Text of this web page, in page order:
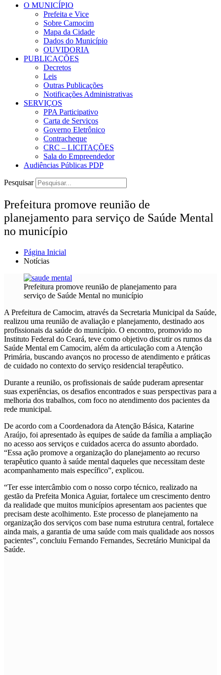
O MUNICÍPIO
Prefeita e Vice
Sobre Camocim
Mapa da Cidade
Dados do Município
OUVIDORIA
PUBLICAÇÕES
Decretos
Leis
Outras Publicações
Notificações Administrativas
SERVIÇOS
PPA Participativo
Carta de Serviços
Governo Eletrônico
Contracheque
CRC – LICITAÇÕES
Sala do Empreendedor
Audiências Públicas PDP
Pesquisar
Prefeitura promove reunião de
planejamento para serviço de Saúde Mental
no município
Página Inicial
Notícias
Prefeitura promove reunião de planejamento para
serviço de Saúde Mental no município
A Prefeitura de Camocim, através da Secretaria Municipal da Saúde,
realizou uma reunião de avaliação e planejamento, destinado aos
profissionais da saúde do município. O encontro, promovido no
Instituto Federal do Ceará, teve como objetivo discutir os rumos da
Saúde Mental em Camocim, além da articulação com a Atenção
Primária, buscando avanços no processo de atendimento e práticas
de cuidado no contexto do serviço residencial terapêutico.
Durante a reunião, os profissionais de saúde puderam apresentar
suas experiências, os desafios encontrados e suas perspectivas para a
melhoria dos trabalhos, com foco no atendimento dos pacientes da
rede municipal.
De acordo com a Coordenadora da Atenção Básica, Katarine
Araújo, foi apresentado às equipes de saúde da família a ampliação
no acesso aos serviços e cuidados acerca do assunto abordado.
“Essa ação promove a organização do planejamento ao recurso
terapêutico quanto à saúde mental daqueles que necessitam deste
acompanhamento mais específico”, explicou.
“Ter esse intercâmbio com o nosso corpo técnico, realizado na
gestão da Prefeita Monica Aguiar, fortalece um crescimento dentro
da realidade que muitos municípios apresentam aos pacientes que
precisam deste acolhimento. Este processo de planejamento na
organização dos serviços com base numa estrutura central, fortalece
ainda mais, a garantia de uma saúde com mais qualidade aos nossos
pacientes”, concluiu Fernando Fernandes, Secretário Municipal da
Saúde.